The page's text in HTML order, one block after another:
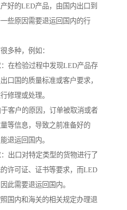
好的LED产品，由国内出口到
些原因需要退运回国内的行
多种，例如：
在检验过程中发现LED产品存
口国的质量标准或客户要求，
修理或处理。
客户的原因，订单被取消或者
等信息，导致之前准备好的
退运回国内。
出口对特定类型的货物进行了
许可证、证书等要求，而LED
此需要退运回国内。
国内和海关的相关规定办理退